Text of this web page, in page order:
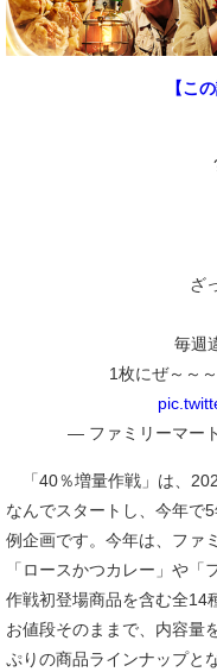
【こ
ざっ
毎週
1枚にぜ～～
— ファミリーマー
「40％増量作戦」は、
なんでスタートし、今年で
例企画です。今年は、ファ
「ロースかつカレー」や
作戦初登場商品を含む全14
お値段そのままで、内容量
ぷりの商品ラインナップと